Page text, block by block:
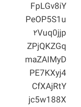
FpLGv8iY
PeOP5S1u
۲Vuq0jjp
ZPjQKZGq
maZAIMyD
PE7KXyj4
CfXAjRtY
jc5w188X